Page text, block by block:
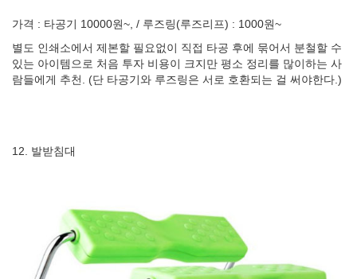
가격 : 타공기 10000원~, / 루즈링(루즈리프) : 1000원~
별도 인쇄소에서 제본할 필요없이 직접 타공 후에 묶어서 분철할 수
있는 아이템으로 처음 투자 비용이 크지만 평소 정리를 많이하는 사
람들에게 추천. (단 타공기와 루즈링은 서로 호환되는 걸 써야한다.)
12. 발받침대